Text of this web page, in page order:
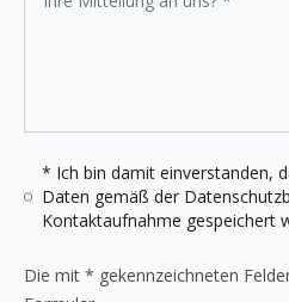
* Ich bin damit einverstanden,
Daten gemäß der
Kontaktaufnahme gespeichert
Die mit * gekennzeichneten